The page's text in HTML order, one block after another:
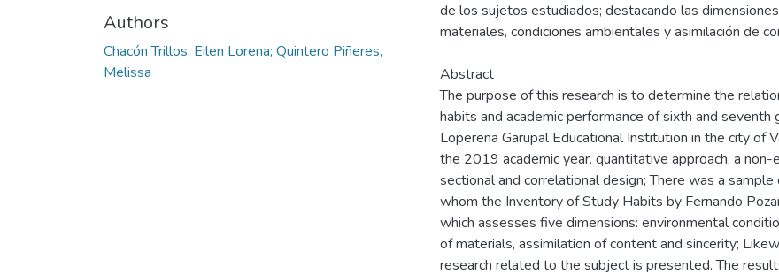
Authors
Chacón Trillos, Eilen Lorena; Quintero Piñeres,
Melissa
de los sujetos estudiados; destacando las
materiales, condiciones ambientales y asimilación de
Abstract
The purpose of this research is to determine the
habits and academic performance of sixth and
Loperena Garupal Educational Institution in the city of
the 2019 academic year. quantitative approach, a
sectional and correlational design; There was a
whom the Inventory of Study Habits by Fernando
which assesses five dimensions: environmental
of materials, assimilation of content and sincerity;
research related to the subject is presented. The